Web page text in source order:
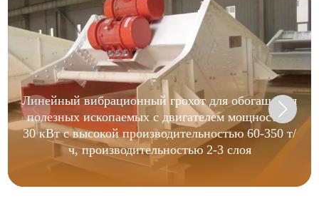
Линейный вибрационный грохот для обогащения
полезных ископаемых с двигателем мощностью
30 кВт с высокой производительностью 60-350 т/
ч, производительностью 2-3 слоя